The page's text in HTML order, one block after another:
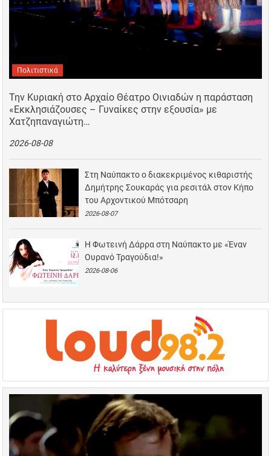
Πολιτιστικά
Την Κυριακή στο Αρχαίο Θέατρο Οινιαδών η παράσταση
«Εκκλησιάζουσες – Γυναίκες στην εξουσία» με
Χατζηπαναγιώτη…
2026-08-08
Στη Ναύπακτο ο διακεκριμένος κιθαριστής
Δημήτρης Σουκαράς για ρεσιτάλ στον Κήπο
του Αρχοντικού Μπότσαρη
2026-08-07
Η Φωτεινή Δάρρα στη Ναύπακτο με «Έναν
Ουρανό Τραγούδια!»
2026-08-06